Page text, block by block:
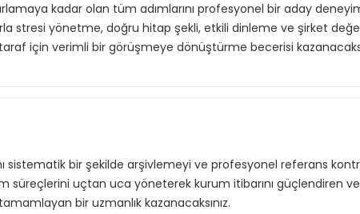
kadar olan tüm adımlarını profesyonel bir aday
stresi yönetme, doğru hitap şekli, etkili dinleme ve şirket
için verimli bir görüşmeye dönüştürme becerisi
sistematik bir şekilde arşivlemeyi ve profesyonel referans
süreçlerini uçtan uca yöneterek kurum itibarını güçlendiren
bir uzmanlık kazanacaksınız.
bulunuyor. Bu eğitimlere paket aboneliği alarak daha
hem özel hem de iş
ve yetkinlikleri
Basic Katalog içerisindeki
deneyimleri haline
eğitimleri ve yenilikçi